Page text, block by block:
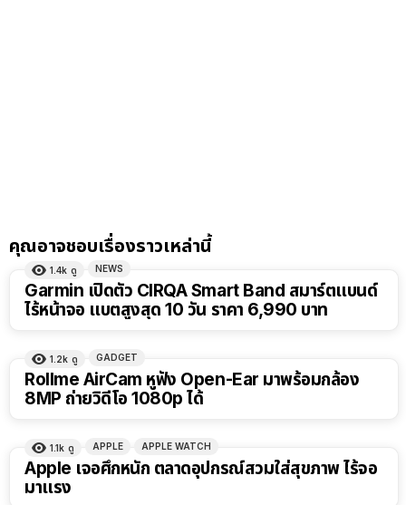
คุณอาจชอบเรื่องราวเหล่านี้
1.4k ดู NEWS
Garmin เปิดตัว CIRQA Smart Band สมาร์ตแบนด์
ไร้หน้าจอ แบตสูงสุด 10 วัน ราคา 6,990 บาท
1.2k ดู GADGET
Rollme AirCam หูฟัง Open-Ear มาพร้อมกล้อง
8MP ถ่ายวิดีโอ 1080p ได้
1.1k ดู APPLE APPLE WATCH
Apple เจอศึกหนัก ตลาดอุปกรณ์สวมใส่สุขภาพ ไร้จอ
มาแรง